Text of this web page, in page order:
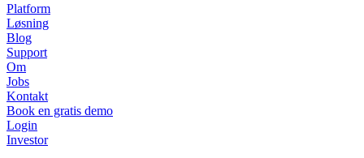
Platform
Løsning
Blog
Support
Om
Jobs
Kontakt
Book en gratis demo
Login
Investor